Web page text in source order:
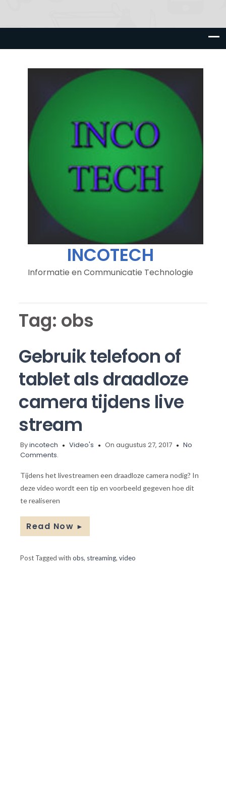
INCOTECH
Informatie en Communicatie Technologie
Tag: obs
Gebruik telefoon of
tablet als draadloze
camera tijdens live
stream
Byincotech Video's On augustus 27, 2017
No
Comments.
Tijdens het livestreamen een draadloze camera nodig? In
deze video wordt een tip en voorbeeld gegeven hoe dit
te realiseren
Read Now ►
Post Tagged withobs, streaming,video